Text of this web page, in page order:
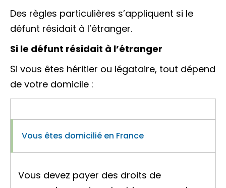
Des règles particulières s’appliquent si le
défunt résidait à l’étranger.
Si le défunt résidait à l’étranger
Si vous êtes héritier ou légataire, tout dépend
de votre domicile :
Vous êtes domicilié en France
Vous devez payer des droits de